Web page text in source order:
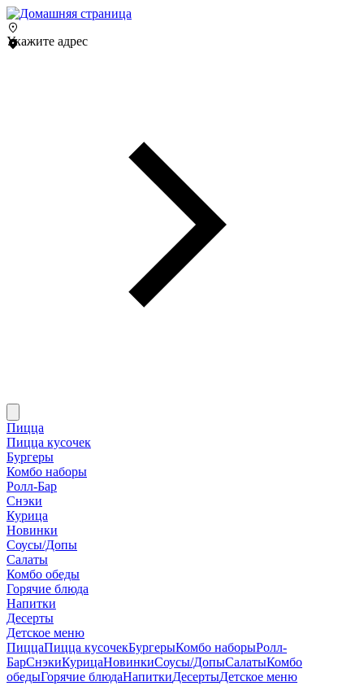
Укажите адрес
Пицца
Пицца кусочек
Бургеры
Комбо наборы
Ролл-Бар
Снэки
Курица
Новинки
Соусы/Допы
Салаты
Комбо обеды
Горячие блюда
Напитки
Десерты
Детское меню
ПиццаПицца кусочекБургерыКомбо наборыРолл-
БарСнэкиКурицаНовинкиСоусы/ДопыСалатыКомбо
обедыГорячие блюдаНапиткиДесертыДетское меню